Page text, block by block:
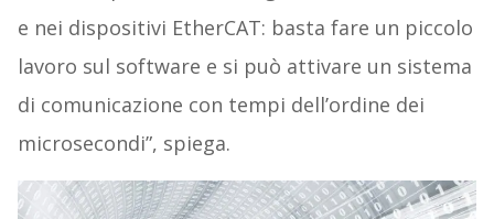
e nei dispositivi EtherCAT: basta fare un piccolo
lavoro sul software e si può attivare un sistema
di comunicazione con tempi dell’ordine dei
microsecondi”, spiega.